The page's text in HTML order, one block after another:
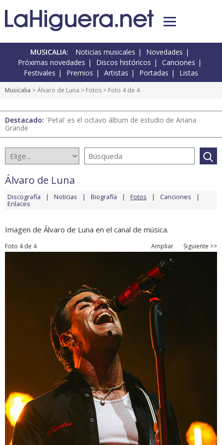
MUSICALIA: Noticias musicales
Novedades
Próximas novedades
Discos históricos
Canciones
Festivales
Premios Artistas Portadas Listas
Musicalia >Álvaro de Luna > Fotos > Foto 4 de 4
Destacado: 'Petal' es el octavo álbum de estudio de Ariana
Grande
Álvaro de Luna
Discografía Noticias Biografía Fotos Canciones
Enlaces
Imagen de Álvaro de Luna en el canal de música.
Foto 4 de 4 Ampliar Siguiente >>